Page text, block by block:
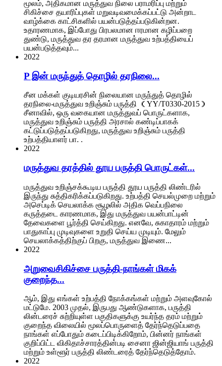
மூலம், அதிகமான மருத்துவ நிலை பராமரிப்பு மற்றும்
சிகிச்சை தயாரிப்புகள் மறுவடிவமைக்கப்பட்டு அன்றாட
வாழ்க்கை காட்சிகளில் பயன்படுத்தப்படுகின்றன.
உதாரணமாக, இப்போது பிரபலமான ஈரமான கழிப்பறை
துண்டு, மருத்துவ தர தரமான மருத்துவ உற்பத்தியைப்
பயன்படுத்தவும்...
2022
P இன் மருந்துத் தொழில் தரநிலை...
சீன மக்கள் குடியரசின் நிலையான மருந்துத் தொழில்
தரநிலை-மருத்துவ உறிஞ்சும் பருத்தி （YY/T0330-2015）
சீனாவில், ஒரு வகையான மருத்துவப் பொருட்களாக,
மருத்துவ உறிஞ்சும் பருத்தி அரசால் கண்டிப்பாகக்
கட்டுப்படுத்தப்படுகிறது, மருத்துவ உறிஞ்சும் பருத்தி
உற்பத்தியாளர் பா. .
2022
மருத்துவ தரத்தில் தூய பருத்தி பொருட்கள்...
மருத்துவ உறிஞ்சக்கூடிய பருத்தி தூய பருத்தி லிண்டரில்
இருந்து சுத்திகரிக்கப்படுகிறது. உற்பத்தி செயல்முறை மற்றும்
அசெப்டிக் செயலாக்க சூழலில் அதிக வெப்பநிலை
கருத்தடை காரணமாக, இது மருத்துவ பயன்பாட்டின்
தேவைகளை பூர்த்தி செய்கிறது. எனவே, சுகாதாரம் மற்றும்
பாதுகாப்பு முடிவுகளை உறுதி செய்ய முடியும். மேலும்
செயலாக்கத்திற்குப் பிறகு, மருத்துவ இணை...
2022
அறுவைசிகிச்சை பருத்தி-நாங்கள் மிகக்
குறைந்த...
ஆம், இது எங்கள் உற்பத்தி நோக்கங்கள் மற்றும் அளவுகோல்
மட்டுமே. 2003 முதல், இருபது ஆண்டுகளாக, பருத்தி
லின்டரைச் சுற்றியுள்ள பகுதிகளுக்கு உயர்ந்த தரம் மற்றும்
குறைந்த விலையில் மூலப்பொருளைத் தேர்ந்தெடுப்பதை
நாங்கள் எப்போதும் கடைப்பிடிக்கிறோம், பின்னர் நாங்கள்
குறிப்பிட்ட விகிதாச்சாரத்தின்படி சைனா ஜின்ஜியாங் பருத்தி
மற்றும் உள்ளூர் பருத்தி லிண்டரைத் தேர்ந்தெடுத்தோம்.
2022